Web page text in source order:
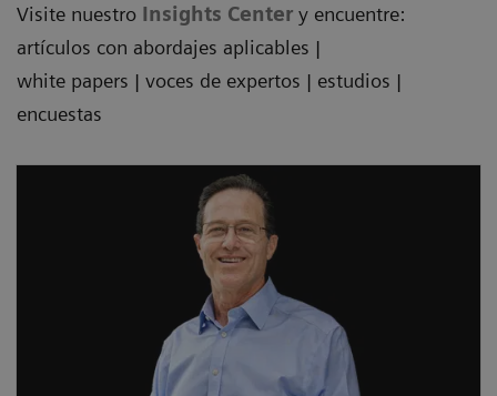
Visite nuestro Insights Center y encuentre:
artículos con abordajes aplicables |
white papers | voces de expertos | estudios |
encuestas